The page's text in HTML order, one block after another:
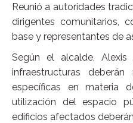
Reunió a autoridades
dirigentes comunitarios,
base y representantes de
Según el alcalde, Alexis
infraestructuras
específicas en materia
utilización del espacio
edificios afectados